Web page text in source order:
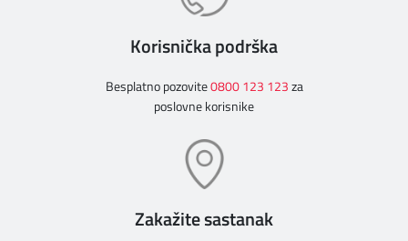
Korisnička podrška
Besplatno pozovite0800 123 123za
poslovne korisnike
Zakažite sastanak